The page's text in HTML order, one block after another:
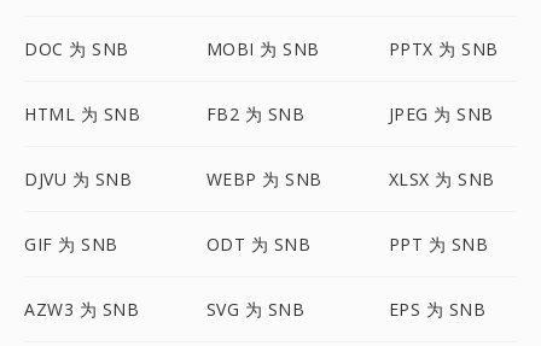
DOC 为 SNB MOBI 为 SNB PPTX 为 SNB
HTML 为 SNB FB2 为 SNB JPEG 为 SNB
DJVU 为 SNB WEBP 为 SNB XLSX 为 SNB
GIF 为 SNB ODT 为 SNB PPT 为 SNB
AZW3 为 SNB SVG 为 SNB EPS 为 SNB